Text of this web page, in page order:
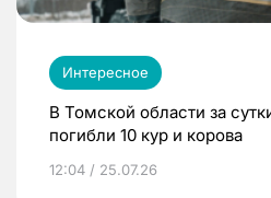
Интересное
В Томской области за
погибли 10 кур и корова
12:04 / 25.07.26